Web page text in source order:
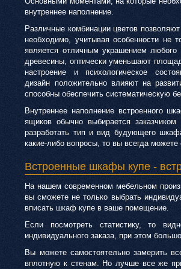
внутреннее наполнение.
Различные комбинации цветов
необходимо, учитывая особенности
является отличным украшением
древесины, оптически уменьшают
настроение и психологическое
дизайн положительно влияют на
способны обеспечить систематическую
Внутреннее наполнение встроенного
ящиков обычно выбирается
разработать тип и вид будующего
какие-либо вопросы, то вы всегда
Встроенные шкафы купе -
На нашем современном мебельном
вы сможете не только выбрать
вписать шкаф купе в ваше помещение.
Если посмотреть статистику, то
индивидуального заказа, при этом
Вы можете самостоятельно замерить
вплотную к стенам. Но лучше все же